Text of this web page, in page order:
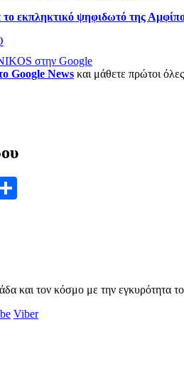
εκπληκτικό ψηφιδωτό της
στην Google
Google News και μάθετε πρώτοι όλες
και τον κόσμο με την εγκυρότητα
Viber